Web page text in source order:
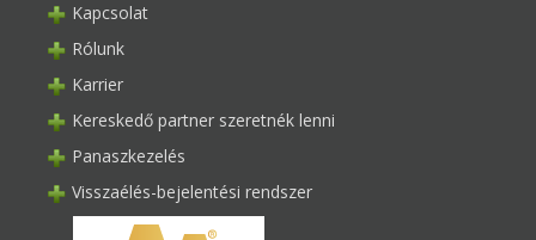
Kapcsolat
Rólunk
Karrier
Kereskedő partner szeretnék lenni
Panaszkezelés
Visszaélés-bejelentési rendszer